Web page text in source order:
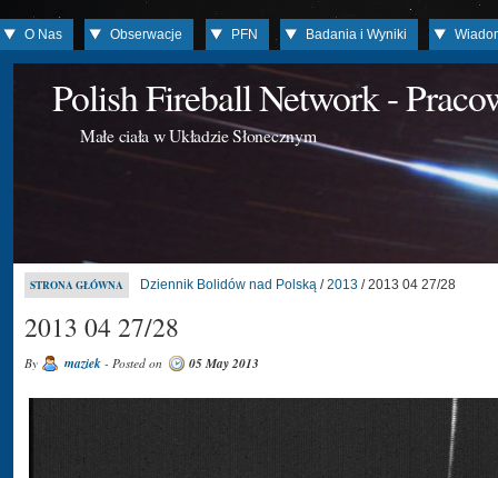
O Nas Obserwacje PFN Badania i Wyniki
Polish Fireball Network -
Małe ciała w Układzie Słonecznym
STRONA GŁÓWNA Dziennik Bolidów nad Polską /2013 / 2013 04 27/28
2013 04 27/28
By maziek - Posted on 05 May 2013